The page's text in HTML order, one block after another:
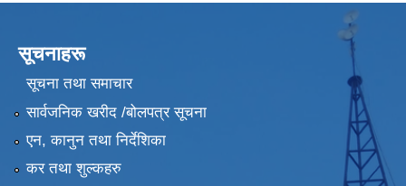
सूचनाहरू
सूचना तथा समाचार
सार्वजनिक खरीद /बोलपत्र सूचना
एन, कानुन तथा निर्देशिका
कर तथा शुल्कहरु